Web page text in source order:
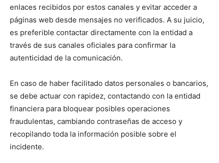
enlaces recibidos por estos canales y evitar acceder a
páginas web desde mensajes no verificados. A su juicio,
es preferible contactar directamente con la entidad a
través de sus canales oficiales para confirmar la
autenticidad de la comunicación.
En caso de haber facilitado datos personales o bancarios,
se debe actuar con rapidez, contactando con la entidad
financiera para bloquear posibles operaciones
fraudulentas, cambiando contraseñas de acceso y
recopilando toda la información posible sobre el
incidente.